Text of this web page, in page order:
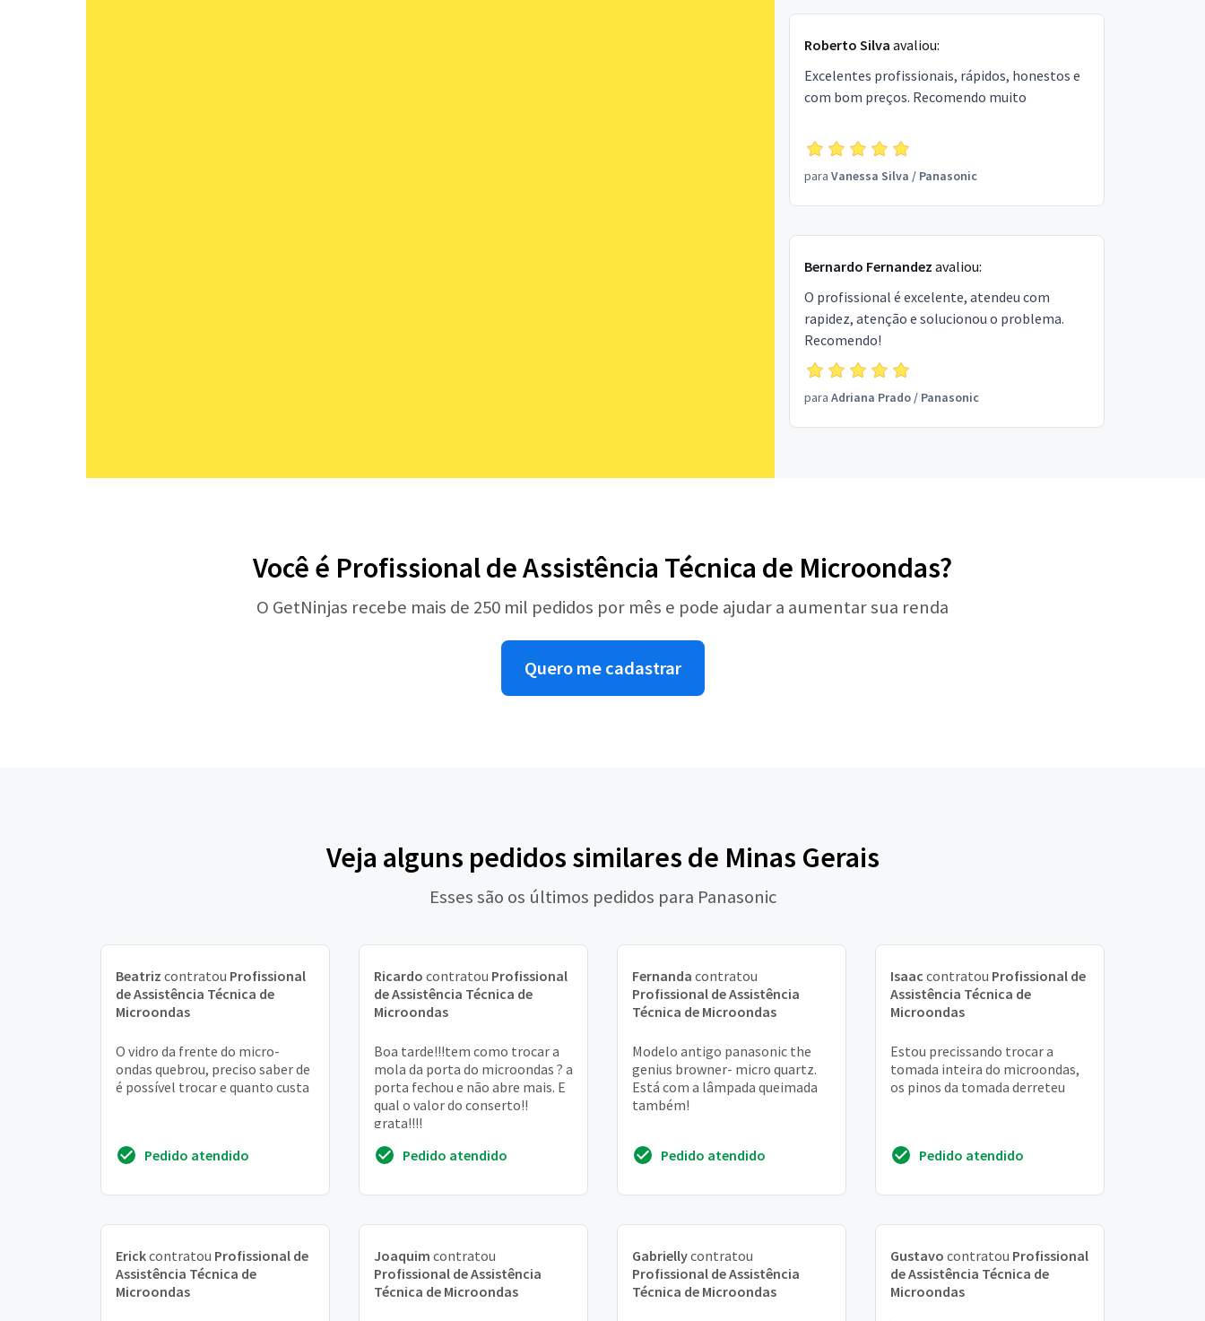
Roberto Silva avaliou:
Excelentes profissionais, rápidos, honestos e
com bom preços. Recomendo muito
para Vanessa Silva / Panasonic
Bernardo Fernandez avaliou:
O profissional é excelente, atendeu com
rapidez, atenção e solucionou o problema.
Recomendo!
para Adriana Prado/ Panasonic
Você é Profissional de Assistência Técnica de Microondas?
O GetNinjas recebe mais de 250 mil pedidos por mês e pode ajudar a aumentar sua renda
Quero me cadastrar
Veja alguns pedidos similares de Minas Gerais
Esses são os últimos pedidos para Panasonic
Beatriz contratou Profissional
de Assistência Técnica de
Microondas
O vidro da frente do micro-
ondas quebrou, preciso saber de
é possível trocar e quanto custa
Pedido atendido
Ricardo contratou Profissional
de Assistência Técnica de
Microondas
Boa tarde!!!tem como trocar a
mola da porta do microondas ? a
porta fechou e não abre mais. E
qual o valor do conserto!!
grata!!!!
Pedido atendido
Fernanda contratou
Profissional de Assistência
Técnica de Microondas
Modelo antigo panasonic the
genius browner- micro quartz.
Está com a lâmpada queimada
também!
Pedido atendido
Isaac contratou Profissional de
Assistência Técnica de
Microondas
Estou precissando trocar a
tomada inteira do microondas,
os pinos da tomada derreteu
Pedido atendido
Erickcontratou Profissional de
Assistência Técnica de
Microondas
Joaquim contratou
Profissional de Assistência
Técnica de Microondas
Gabriellycontratou
Profissional de Assistência
Técnica de Microondas
Gustavo contratou Profissional
de Assistência Técnica de
Microondas